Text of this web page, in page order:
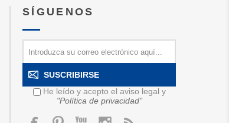
SÍGUENOS
SUSCRIBIRSE
He leído y acepto el aviso legal y
"Política de privacidad"